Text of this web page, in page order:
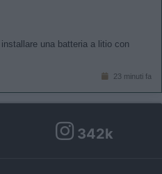
una batteria a litio con
23 minuti fa
342k